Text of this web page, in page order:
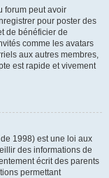
forum peut avoir
pour poster des
de bénéficier de
comme les avatars
aux autres membres,
est rapide et vivement
1998) est une loi aux
des informations de
écrit des parents
permettant